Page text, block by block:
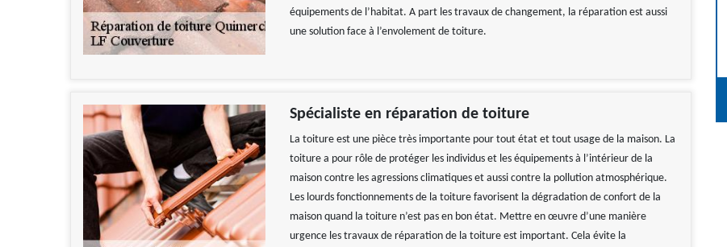
équipements de l’habitat. A part les travaux de changement, la réparation est aussi
une solution face à l’envolement de toiture.
Spécialiste en réparation de toiture
La toiture est une pièce très importante pour tout état et tout usage de la maison. La
toiture a pour rôle de protéger les individus et les équipements à l’intérieur de la
maison contre les agressions climatiques et aussi contre la pollution atmosphérique.
Les lourds fonctionnements de la toiture favorisent la dégradation de confort de la
maison quand la toiture n’est pas en bon état. Mettre en œuvre d’une manière
urgence les travaux de réparation de la toiture est important. Cela évite la